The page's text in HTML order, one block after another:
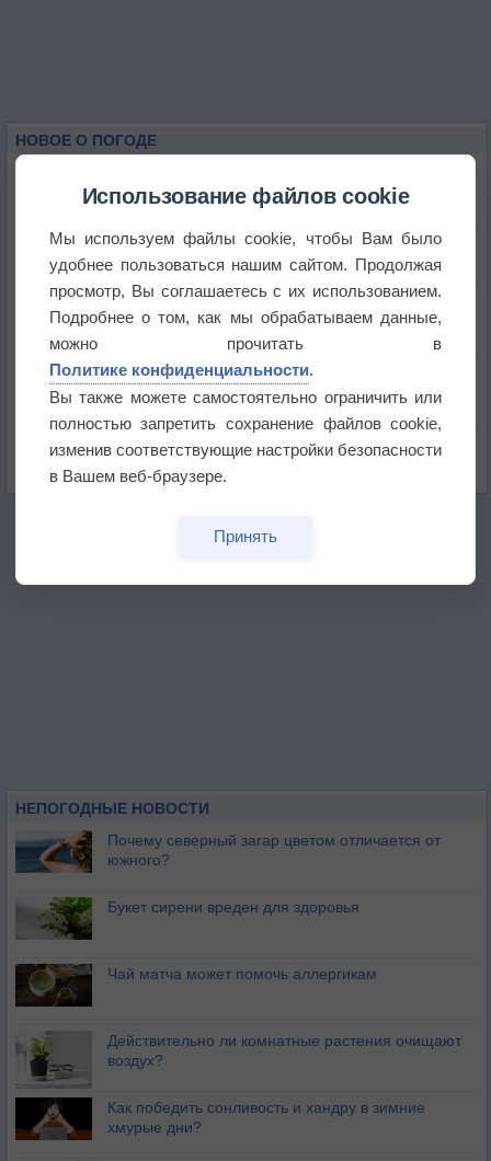
НОВОЕ О ПОГОДЕ
Приложение построит маршрут через тень
Атмосфера начала замерзать
В Приморье обнаружены морские волны тепла
бабочек
НЕПОГОДНЫЕ НОВОСТИ
Почему северный загар цветом отличается от
южного?
Букет сирени вреден для здоровья
Чай матча может помочь аллергикам
Действительно ли комнатные растения очищают
воздух?
Как победить сонливость и хандру в зимние
хмурые дни?
Использование файлов cookie
Мы используем файлы cookie, чтобы Вам было
удобнее пользоваться нашим сайтом. Продолжая
просмотр, Вы соглашаетесь с их использованием.
Подробнее о том, как мы обрабатываем данные,
можно прочитать в
Политике конфиденциальности.
Вы также можете самостоятельно ограничить или
полностью запретить сохранение файлов cookie,
изменив соответствующие настройки безопасности
в Вашем веб-браузере.
Принять